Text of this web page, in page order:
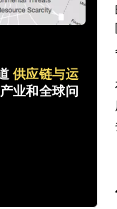
供应链与运
业和全球问